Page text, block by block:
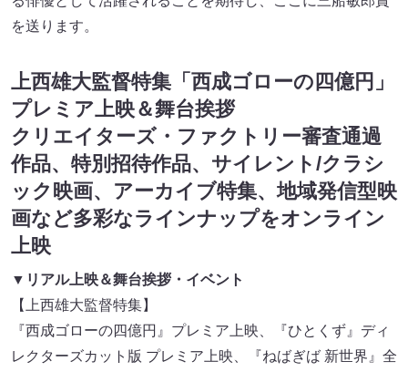
を送ります。
上西雄大監督特集「西成ゴローの四億円」
プレミア上映＆舞台挨拶
クリエイターズ・ファクトリー審査通過
作品、特別招待作品、サイレント/クラシ
ック映画、アーカイブ特集、地域発信型映
画など多彩なラインナップをオンライン
上映
▼リアル上映＆舞台挨拶・イベント
【上西雄大監督特集】
『西成ゴローの四億円』プレミア上映、『ひとくず』ディ
レクターズカット版 プレミア上映、『ねばぎば 新世界』全